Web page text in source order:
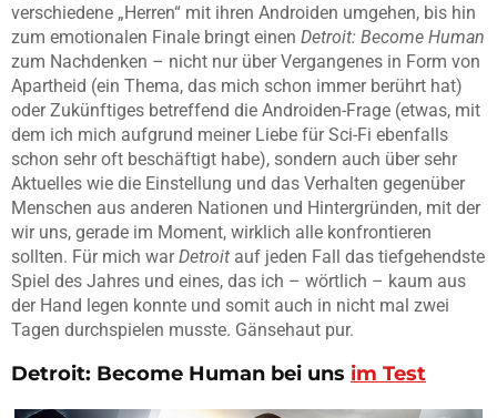
verschiedene „Herren“ mit ihren Androiden umgehen, bis hin
zum emotionalen Finale bringt einen Detroit: Become Human
zum Nachdenken – nicht nur über Vergangenes in Form von
Apartheid (ein Thema, das mich schon immer berührt hat)
oder Zukünftiges betreffend die Androiden-Frage (etwas, mit
dem ich mich aufgrund meiner Liebe für Sci-Fi ebenfalls
schon sehr oft beschäftigt habe), sondern auch über sehr
Aktuelles wie die Einstellung und das Verhalten gegenüber
Menschen aus anderen Nationen und Hintergründen, mit der
wir uns, gerade im Moment, wirklich alle konfrontieren
sollten. Für mich warDetroit auf jeden Fall das tiefgehendste
Spiel des Jahres und eines, das ich – wörtlich – kaum aus
der Hand legen konnte und somit auch in nicht mal zwei
Tagen durchspielen musste. Gänsehaut pur.
Detroit: Become Human bei uns im Test